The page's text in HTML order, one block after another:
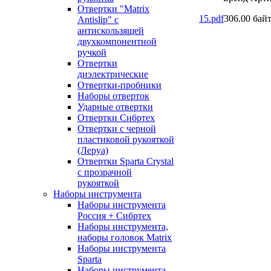
Отвертки "Matrix
Antislip" с
антискользящей
двухкомпонентной
ручкой
Отвертки
диэлектрические
Отвертки-пробники
Наборы отверток
Ударные отвертки
Отвертки Сибртех
Отвертки с черной
пластиковой рукояткой
(Леруа)
Отвертки Sparta Сrystal
c прозрачной
рукояткой
Наборы инструмента
Наборы инструмента
Россия + Сибртех
Наборы инструмента,
наборы головок Matrix
Наборы инструмента
Sparta
15.pdf306.00 байт